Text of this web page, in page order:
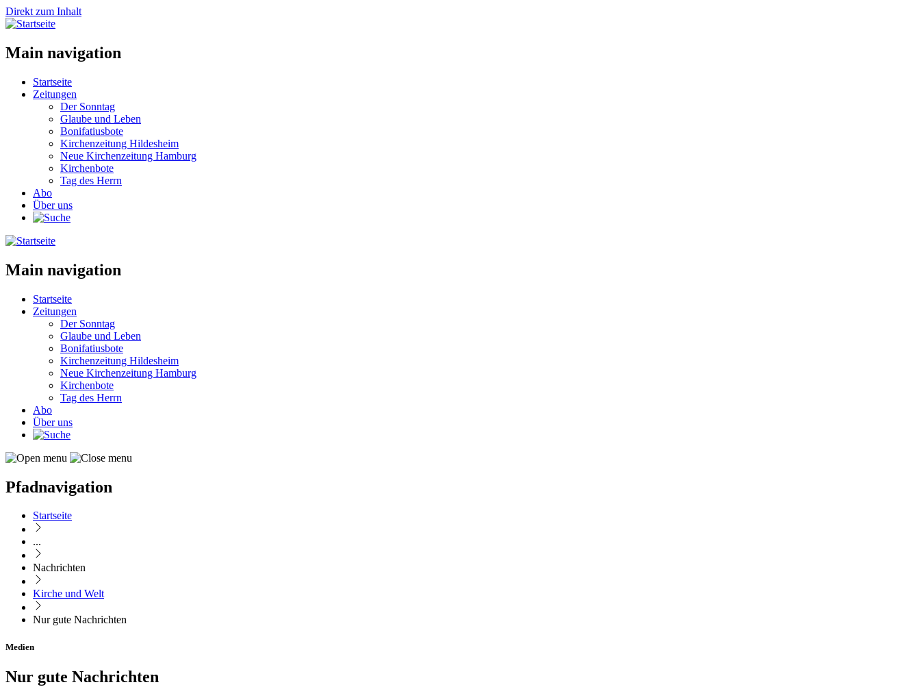
Direkt zum Inhalt
Main navigation
Startseite
Zeitungen
Der Sonntag
Glaube und Leben
Bonifatiusbote
Kirchenzeitung Hildesheim
Neue Kirchenzeitung Hamburg
Kirchenbote
Tag des Herrn
Abo
Über uns
Main navigation
Startseite
Zeitungen
Der Sonntag
Glaube und Leben
Bonifatiusbote
Kirchenzeitung Hildesheim
Neue Kirchenzeitung Hamburg
Kirchenbote
Tag des Herrn
Abo
Über uns
Pfadnavigation
Startseite
...
Nachrichten
Kirche und Welt
Nur gute Nachrichten
Medien
Nur gute Nachrichten